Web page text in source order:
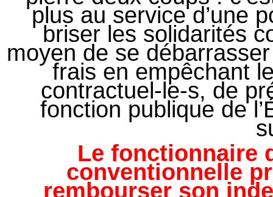
plus au service d’une
briser les solidarités
moyen de se
frais en empêchant
contractuel-le-s, de
fonction publique de
Le fonctionnaire
conventionnelle
rembourser son